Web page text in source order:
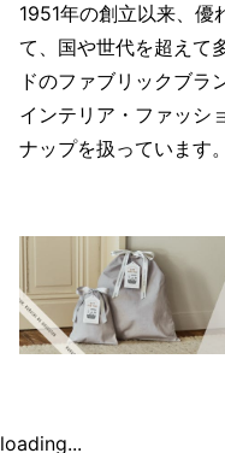
1951年の創立以来、優
て、国や世代を超えて
ドのファブリックブラ
インテリア・ファッシ
ナップを扱っています。
loading...